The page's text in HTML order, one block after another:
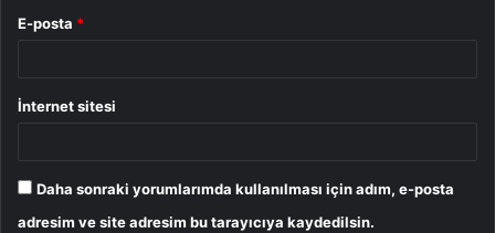
E-posta *
İnternet sitesi
Daha sonraki yorumlarımda kullanılması için adım, e-posta
adresim ve site adresim bu tarayıcıya kaydedilsin.